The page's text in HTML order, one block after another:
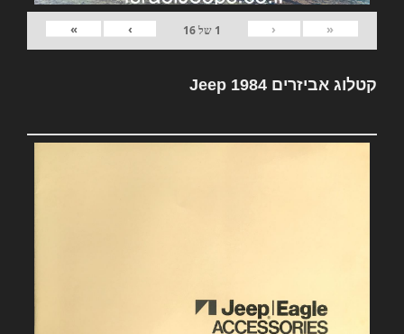
«
‹
1 של16
›
»
קטלוג אביזרים Jeep 1984